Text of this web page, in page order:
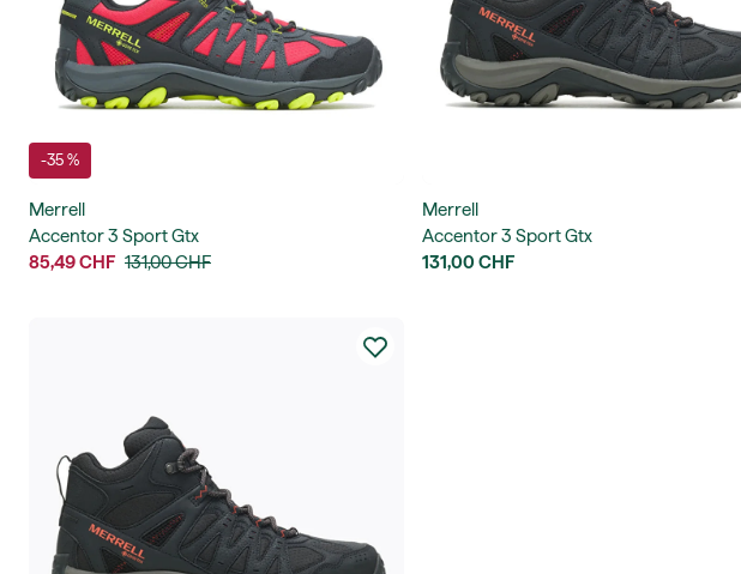
-35 %
Merrell
Accentor 3 Sport Gtx
85,49 CHF 131,00 CHF
Merrell
Accentor 3 Sport Gtx
131,00 CHF